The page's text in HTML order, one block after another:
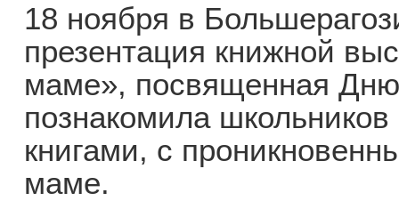
18 ноября в
презентация книжной
маме», посвященная
познакомила
книгами, с
маме.